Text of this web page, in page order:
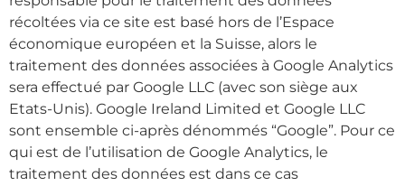
récoltées via ce site est basé hors de l’Espace
économique européen et la Suisse, alors le
traitement des données associées à Google Analytics
sera effectué par Google LLC (avec son siège aux
Etats-Unis). Google Ireland Limited et Google LLC
sont ensemble ci-après dénommés “Google”. Pour ce
qui est de l’utilisation de Google Analytics, le
traitement des données est dans ce cas